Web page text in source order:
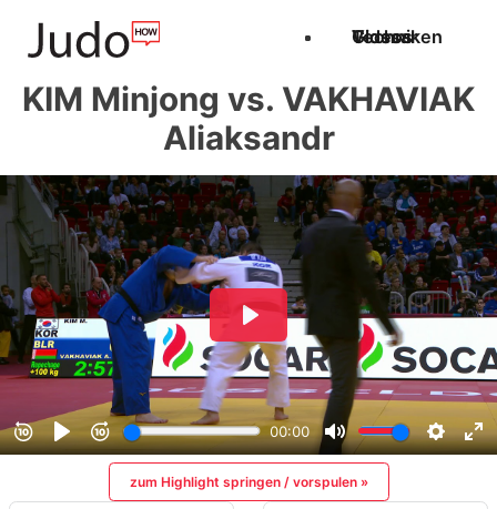
Techniken
Videos
Glossar
KIM Minjong vs. VAKHAVIAK
Aliaksandr
zum Highlight springen / vorspulen »